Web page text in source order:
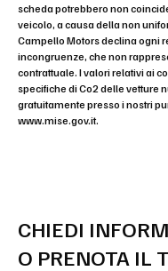
scheda potrebbero non
veicolo, a causa della non
Campello Motors declina ogni
incongruenze, che non
contrattuale. I valori relativi ai
specifiche di Co2 delle vetture
gratuitamente presso i nostri
www.mise.gov.it.
CHIEDI
O PRENOTA IL